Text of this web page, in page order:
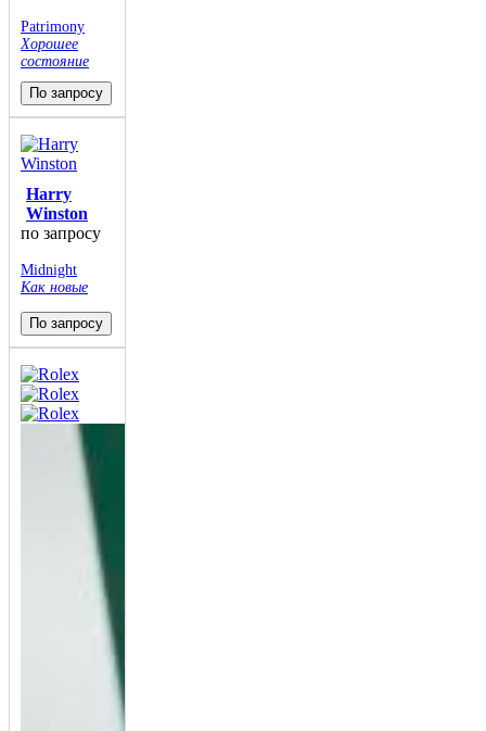
Patrimony
Хорошее
состояние
По запросу
Harry
Winston
по запросу
Midnight
Как новые
По запросу